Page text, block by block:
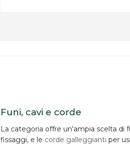
Funi, cavi e corde
La categoria offre un'ampia scelta di
fissaggi, e le corde galleggianti per